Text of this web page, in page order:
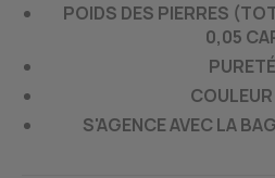
POIDS DES PIERRES
0,05
S'AGENCE AVEC LA